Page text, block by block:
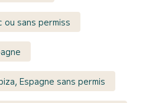
ou sans permiss
Espagne sans permis